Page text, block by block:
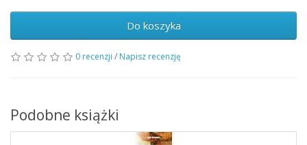
Do koszyka
0 recenzji / Napisz recenzję
Podobne książki